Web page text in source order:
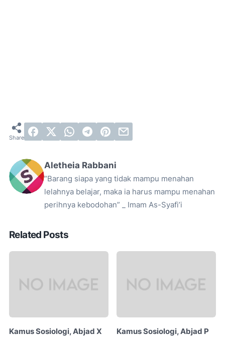
Aletheia Rabbani
“Barang siapa yang tidak mampu menahan
lelahnya belajar, maka ia harus mampu menahan
perihnya kebodohan” _ Imam As-Syafi’i
Related Posts
Kamus Sosiologi, Abjad X Kamus Sosiologi, Abjad P